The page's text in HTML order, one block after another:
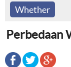
Whether
Perbedaan